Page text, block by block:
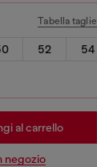
Tabella taglie
52
54
al carrello
negozio